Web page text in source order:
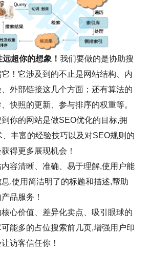
超你的想象！ 我们要做的是协助搜
！它涉及到的不止是网站结构、内
外部链接这几个方面；还有算法的
快照的更新、参与排序的权重等。
你的网站是做SEO优化的目标,拥
丰富的经验技巧以及对SEO规则的
得更多展现机会！
容清晰、准确、易于理解,使用户能
.使用简洁明了的标题和描述,帮助
品服务！
心价值、差异化卖点、吸引眼球的
能多的占位搜索前几页,增强用户印
访客信任你！